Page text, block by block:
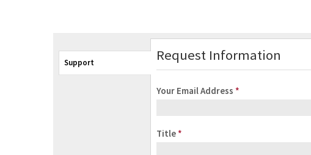
Support Request Information
Your Email Address *
Title *